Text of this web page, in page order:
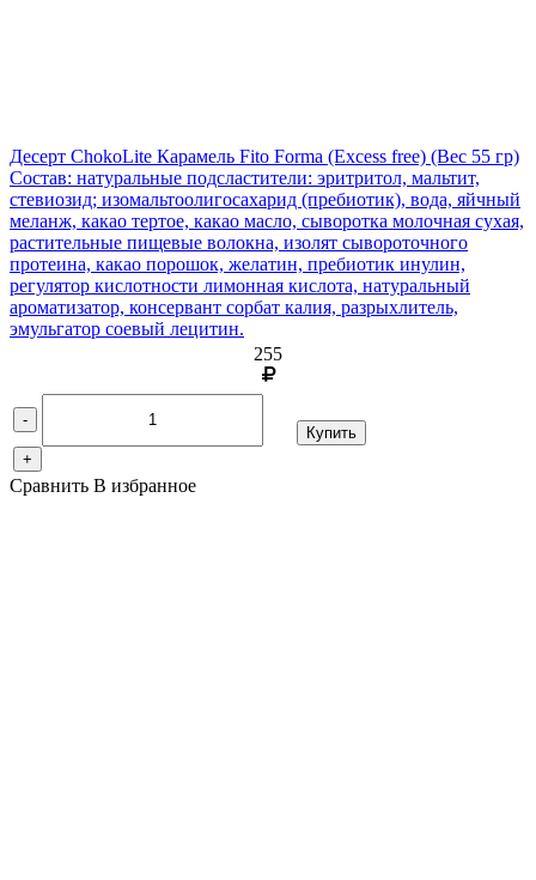
Десерт ChokoLite Карамель Fito Forma (Excess free) (Вес 55 гр)
Состав: натуральные подсластители: эритритол, мальтит,
стевиозид; изомальтоолигосахарид (пребиотик), вода, яйчный
меланж, какао тертое, какао масло, сыворотка молочная сухая,
растительные пищевые волокна, изолят сывороточного
протеина, какао порошок, желатин, пребиотик инулин,
регулятор кислотности лимонная кислота, натуральный
ароматизатор, консервант сорбат калия, разрыхлитель,
эмульгатор соевый лецитин.
255
-
+
Купить
Сравнить В избранное